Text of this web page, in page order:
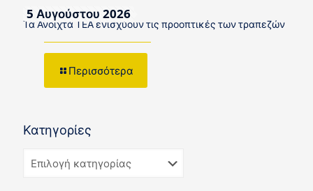
5 Αυγούστου 2026
Τα Ανοιχτά ΤΕΑ ενισχύουν τις προοπτικές των τραπεζών
Περισσότερα
Κατηγορίες